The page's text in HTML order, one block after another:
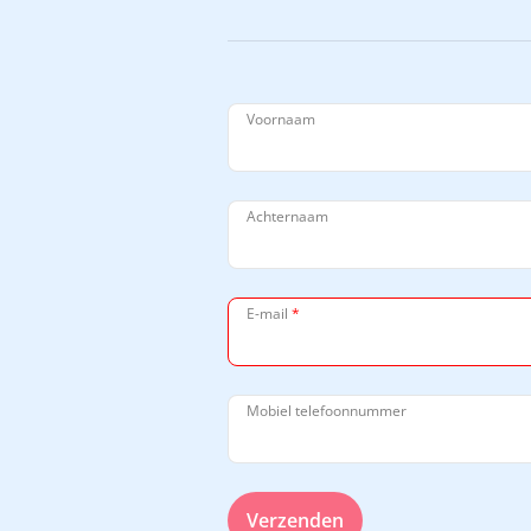
Voornaam
Achternaam
E-mail *
Mobiel telefoonnummer
Verzenden